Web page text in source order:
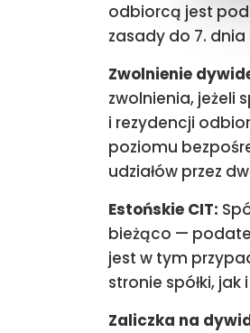
odbiorcą jest
zasady do 7.
Zwolnienie
zwolnienia, jeżeli
i rezydencji
poziomu
udziałów przez
Estońskie CIT:
bieżąco —
jest w tym
stronie spółki, jak
Zaliczka na